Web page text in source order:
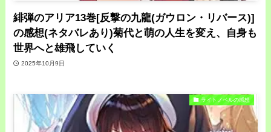
緋弾のアリア13巻[反撃の九龍(ガウロン・リバース)]
の感想(ネタバレあり)菊代と萌の人生を変え、自身も
世界へと雄飛していく
2025年10月9日
ライトノベルの感想